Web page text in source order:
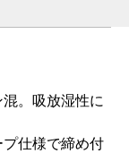
。吸放湿性に
仕様で締め付